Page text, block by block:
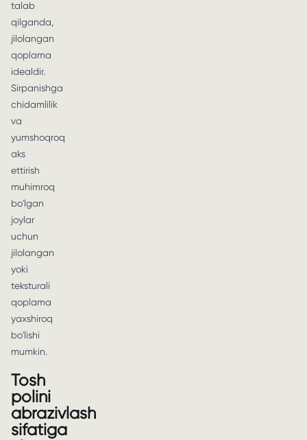
talab
qilganda,
jilolangan
qoplama
idealdir.
Sirpanishga
chidamlilik
va
yumshoqroq
aks
ettirish
muhimroq
bo'lgan
joylar
uchun
jilolangan
yoki
teksturali
qoplama
yaxshiroq
bo'lishi
mumkin.
Tosh
polini
abrazivlash
sifatiga